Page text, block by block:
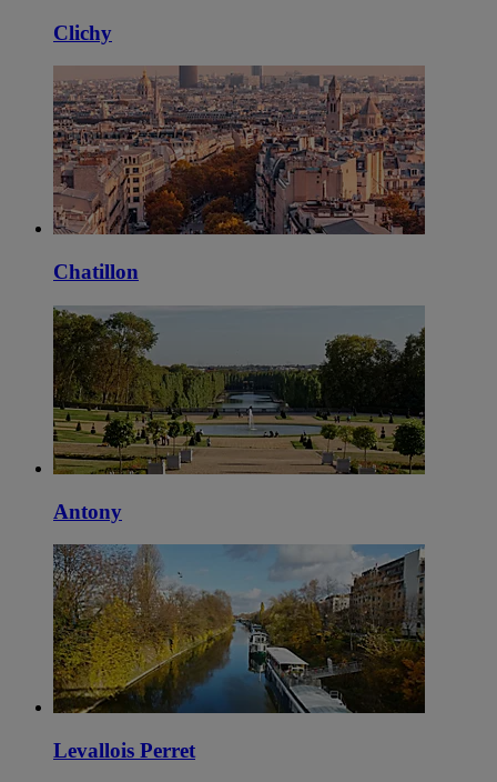
Clichy
Chatillon
Antony
Levallois Perret